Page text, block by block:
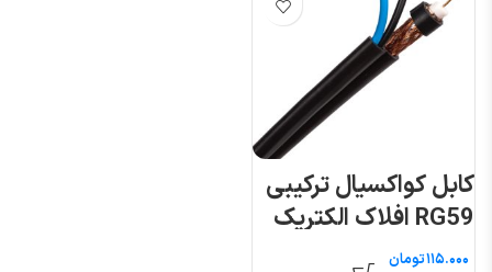
کابل کواکسیال ترکیبی
RG59 افلاک الکتریک
خراسان
تومان